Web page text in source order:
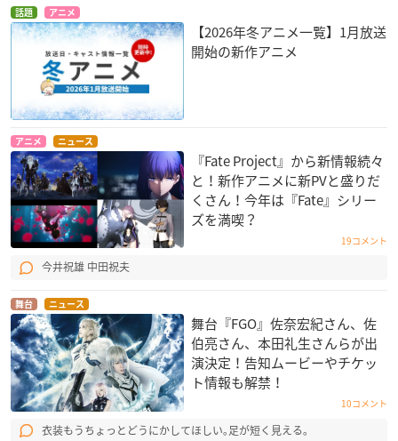
話題 アニメ
【2026年冬アニメ一覧】1月放送
開始の新作アニメ
アニメ ニュース
『Fate Project』から新情報続々
と！新作アニメに新PVと盛りだ
くさん！今年は『Fate』シリー
ズを満喫？
19コメント
今井祝雄 中田祝夫
舞台 ニュース
舞台『FGO』佐奈宏紀さん、佐
伯亮さん、本田礼生さんらが出
演決定！告知ムービーやチケッ
ト情報も解禁！
10コメント
衣装もうちょっとどうにかしてほしい｡足が短く見える｡